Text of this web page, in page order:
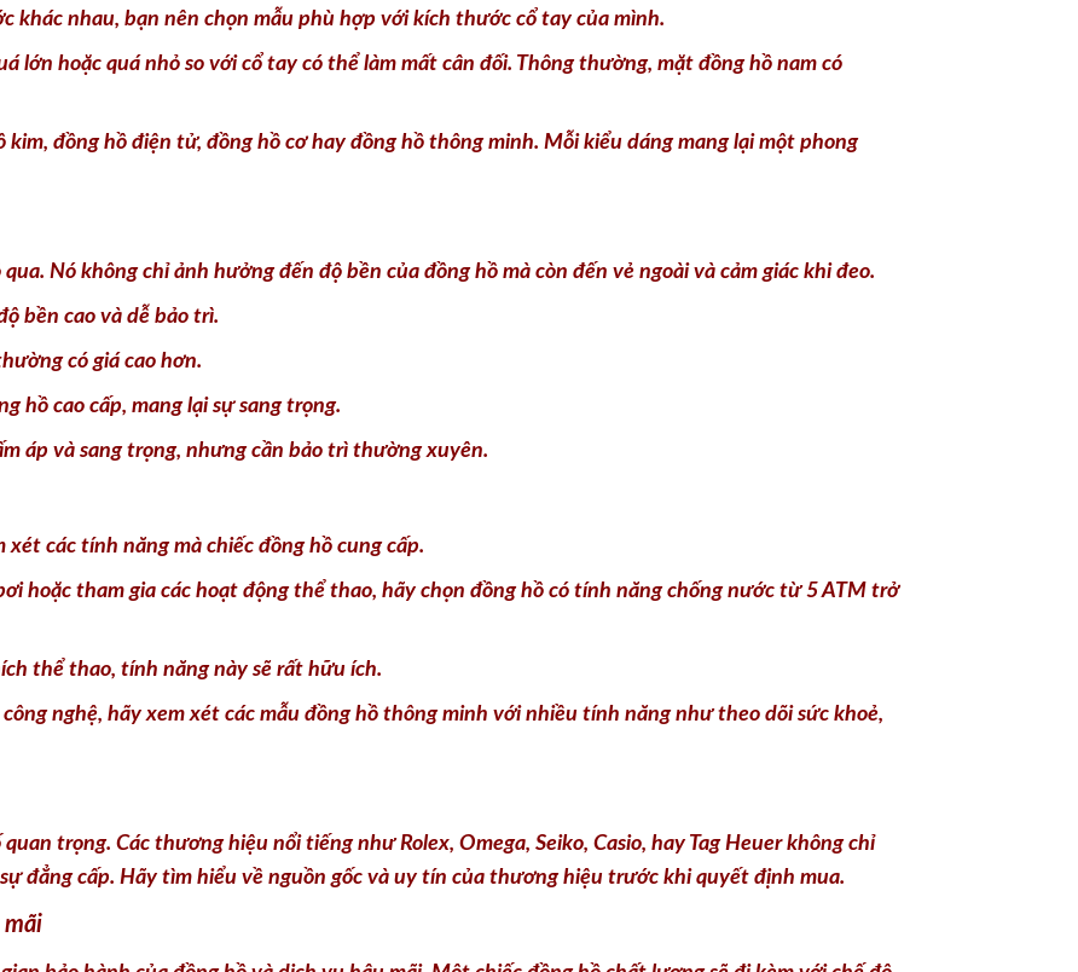
khác nhau, bạn nên chọn mẫu phù hợp với kích thước cổ tay của mình.
lớn hoặc quá nhỏ so với cổ tay có thể làm mất cân đối. Thông thường, mặt đồng hồ nam có
đồng hồ điện tử, đồng hồ cơ hay đồng hồ thông minh. Mỗi kiểu dáng mang lại một phong
Nó không chỉ ảnh hưởng đến độ bền của đồng hồ mà còn đến vẻ ngoài và cảm giác khi đeo.
bền cao và dễ bảo trì.
có giá cao hơn.
hồ cao cấp, mang lại sự sang trọng.
áp và sang trọng, nhưng cần bảo trì thường xuyên.
các tính năng mà chiếc đồng hồ cung cấp.
hoặc tham gia các hoạt động thể thao, hãy chọn đồng hồ có tính năng chống nước từ 5 ATM trở
thể thao, tính năng này sẽ rất hữu ích.
nghệ, hãy xem xét các mẫu đồng hồ thông minh với nhiều tính năng như theo dõi sức khoẻ,
trọng. Các thương hiệu nổi tiếng như Rolex, Omega, Seiko, Casio, hay Tag Heuer không chỉ
đẳng cấp. Hãy tìm hiểu về nguồn gốc và uy tín của thương hiệu trước khi quyết định mua.
mãi